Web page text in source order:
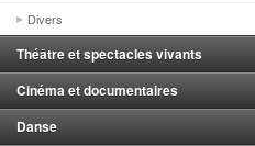
Divers
Théâtre et spectacles vivants
Cinéma et documentaires
Danse